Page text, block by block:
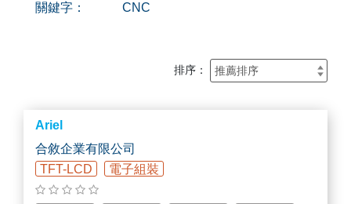
關鍵字： CNC
排序：
Ariel
合敘企業有限公司
TFT-LCD
電子組裝